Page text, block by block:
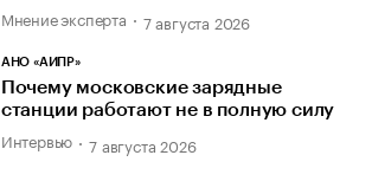
Мнение эксперта 7 августа 2026
АНО «АИПР»
Почему московские зарядные
станции работают не в полную силу
Интервью 7 августа 2026